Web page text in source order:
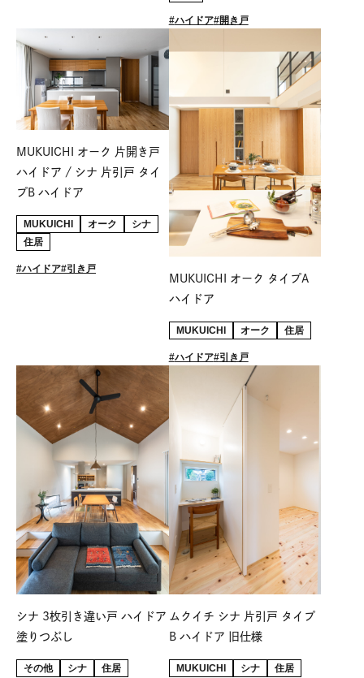
ハイドア 開き戸
MUKUICHI オーク 片開き戸
ハイドア / シナ 片引戸 タイ
プB ハイドア
MUKUICHI オーク
シナ
住居
ハイドア 引き戸
MUKUICHI オーク タイプA
ハイドア
MUKUICHI オーク 住居
ハイドア 引き戸
シナ 3枚引き違い戸 ハイドア
塗りつぶし
その他 シナ 住居
ムクイチ シナ 片引戸 タイプ
B ハイドア 旧仕様
MUKUICHI シナ 住居